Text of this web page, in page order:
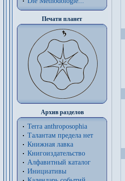
Печати планет
Архив разделов
Terra anthroposophia
Талантам предела нет
Книжная лавка
Книгоиздательство
Алфавитный каталог
Инициативы